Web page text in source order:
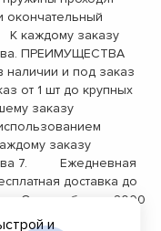
окончательный
каждому заказу
ПРЕИМУЩЕСТВА
и под заказ
1 шт до крупных
заказу
заказу
7. Ежедневная
доставка до
Опыт работы с 2000
и